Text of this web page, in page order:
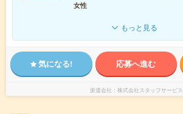
女性
もっと見る
気になる! 応募へ進む
派遣会社 株式会社スタッフサービス